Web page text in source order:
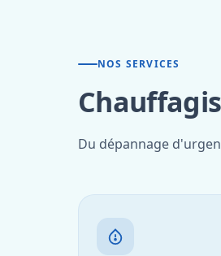
NOS SERVICES
Du dépannage